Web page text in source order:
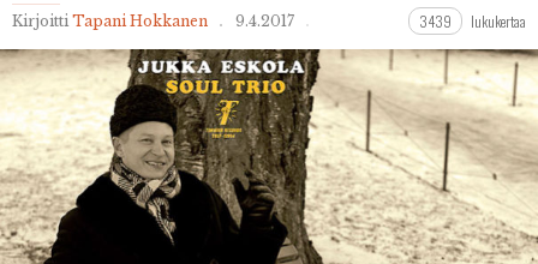
Kirjoitti Tapani Hokkanen 9.4.2017 3439 lukukertaa